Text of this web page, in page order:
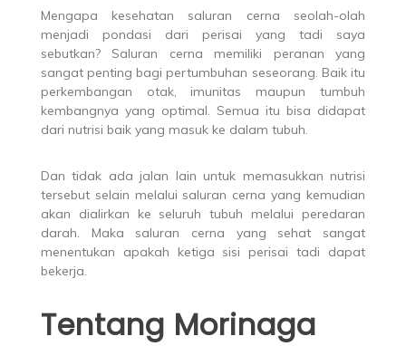
Mengapa kesehatan saluran cerna seolah-olah
menjadi pondasi dari perisai yang tadi saya
sebutkan? Saluran cerna memiliki peranan yang
sangat penting bagi pertumbuhan seseorang. Baik itu
perkembangan otak, imunitas maupun tumbuh
kembangnya yang optimal. Semua itu bisa didapat
dari nutrisi baik yang masuk ke dalam tubuh.
Dan tidak ada jalan lain untuk memasukkan nutrisi
tersebut selain melalui saluran cerna yang kemudian
akan dialirkan ke seluruh tubuh melalui peredaran
darah. Maka saluran cerna yang sehat sangat
menentukan apakah ketiga sisi perisai tadi dapat
bekerja.
Tentang Morinaga